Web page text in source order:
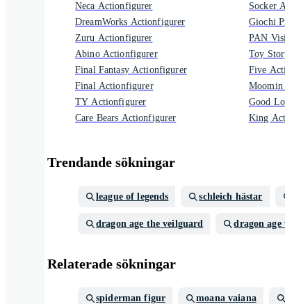
Neca Actionfigurer
DreamWorks Actionfigurer
Zuru Actionfigurer
Abino Actionfigurer
Final Fantasy Actionfigurer
Final Actionfigurer
TY Actionfigurer
Care Bears Actionfigurer
Socker
Giochi
PAN
Toy
Five
Good
King
Trendande sökningar
league of legends schleich hästar
dragon age the veilguard dragon
Relaterade sökningar
spiderman figur moana vaiana